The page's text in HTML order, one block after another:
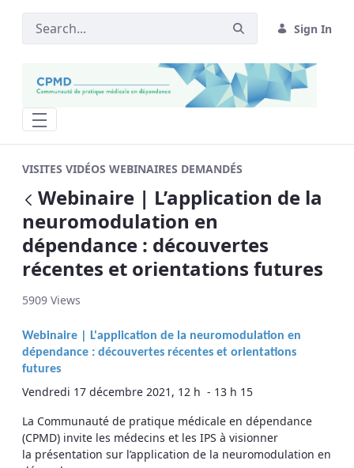
Sign In
VISITES VIDÉOS WEBINAIRES DEMANDÉS
Back
Webinaire | L’application de la
neuromodulation en
dépendance : découvertes
récentes et orientations futures
5909 Views
Webinaire | L'application de la neuromodulation en
dépendance : découvertes récentes et orientations
futures
Vendredi 17 décembre 2021, 12 h - 13 h 15
La Communauté de pratique médicale en dépendance
(CPMD) invite les médecins et les IPS à visionner
la présentation sur l’application de la neuromodulation en